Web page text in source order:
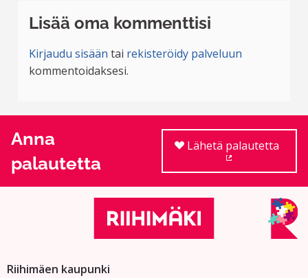
Lisää oma kommenttisi
Kirjaudu sisään tai rekisteröidy palveluun
kommentoidaksesi.
Anna
palautetta
Lähetä palautetta
Riihimäen kaupunki